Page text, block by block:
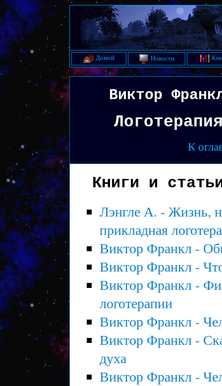
Домой Новости
Виктор
К
Книги и
Лэнгле А. - Жизнь,
прикладная
Виктор Франкл -
Виктор Франкл -
Виктор Франкл -
логотерапии
Виктор Франкл -
Виктор Франкл -
духа
Виктор Франкл -